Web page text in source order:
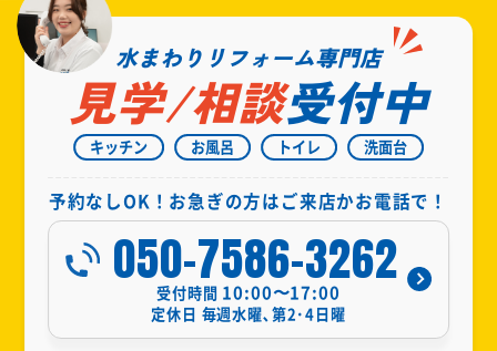
水まわりリフォーム専門店
見学/相談受付中
キッチン お風呂 トイレ 洗面台
予約なしOK！お急ぎの方はご来店かお電話で！
050-7586-3262
受付時間 10:00〜17:00
定休日 毎週水曜､第2･4日曜